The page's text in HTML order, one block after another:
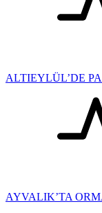
ALTIEYLÜL’DE
AYVALIK’TA